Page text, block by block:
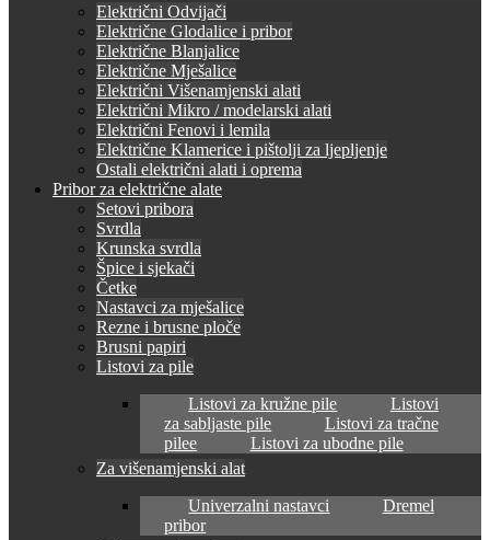
Električni Odvijači
Električne Glodalice i pribor
Električne Blanjalice
Električne Mješalice
Električni Višenamjenski alati
Električni Mikro / modelarski alati
Električni Fenovi i lemila
Električne Klamerice i pištolji za ljepljenje
Ostali električni alati i oprema
Pribor za električne alate
Setovi pribora
Svrdla
Krunska svrdla
Špice i sjekači
Četke
Nastavci za mješalice
Rezne i brusne ploče
Brusni papiri
Listovi za pile
Listovi za kružne pile
Listovi
za sabljaste pile
Listovi za tračne
pilee
Listovi za ubodne pile
Za višenamjenski alat
Univerzalni nastavci
Dremel
pribor